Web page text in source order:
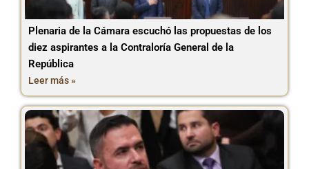
Plenaria de la Cámara escuchó las propuestas de los
diez aspirantes a la Contraloría General de la
República
Leer más »